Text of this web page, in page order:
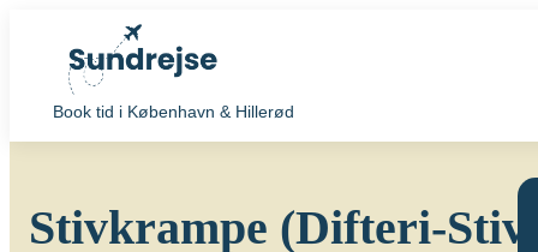
Book tid i København & Hillerød
Stivkrampe (Difteri-